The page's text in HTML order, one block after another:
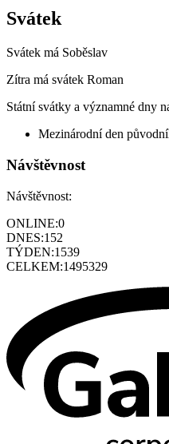
Svátek
Svátek má Soběslav
Zítra má svátek Roman
Státní svátky a významné dny
Mezinárodní den
Návštěvnost
Návštěvnost:
ONLINE:0
DNES:152
TÝDEN:1539
CELKEM:1495329